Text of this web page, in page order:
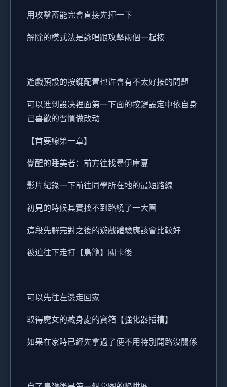
用攻擊蓄能完會直接先揮一下
解除的模式法是詠唱跟攻擊兩個一起按
遊戲預設的按鍵配置也许會有不太好按的問題
可以進到設决裡面第一下面的按鍵設定中依自身
己喜歡的習慣做改动
【首要線第一章】
覺醒的睡美者：前方往找尋伊庫夏
影片紀錄一下前往同學所在地的最短路線
初見的時候其實找不到路繞了一大圈
這段先解完對之後的遊戲體驗應該會比較好
被迫往下走打【鳥籠】關卡後
可以先往左邊走回家
取得魔女的藏身處的寶箱【強化器插槽】
如果在家時已經先拿過了便不用特別開路沒關係